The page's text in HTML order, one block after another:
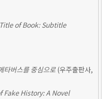
Title of Book: Subtitle
타버스를 중심으로(우주출판사,
Fake History: A Novel